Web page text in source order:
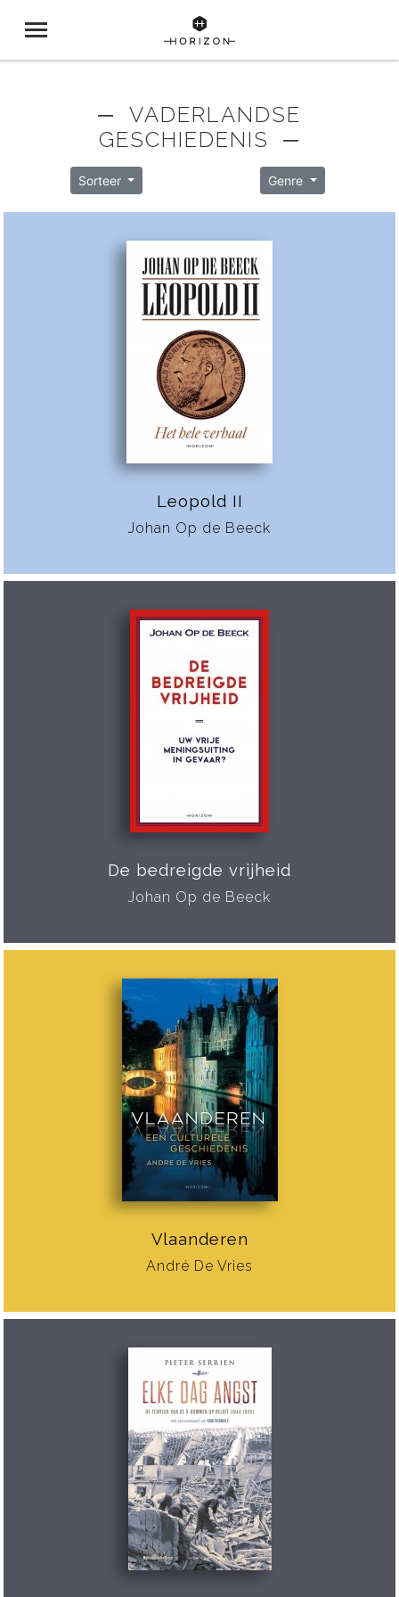
─ VADERLANDSE
GESCHIEDENIS ─
Sorteer Genre
Leopold II
Johan Op de Beeck
De bedreigde vrijheid
Johan Op de Beeck
Vlaanderen
André De Vries